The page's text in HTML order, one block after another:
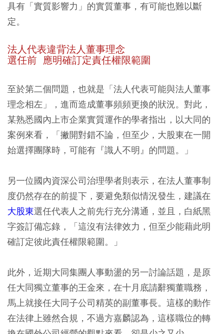
具有「實質影響力」的實質董事，有可能也難以斷
定。
法人代表違背法人董事理念
選任前 應明確訂定責任權限範圍
至於第二個問題，也就是「法人代表可能與法人董事
理念相左」，進而造成董事頻頻更換的狀況。對此，
某熟悉國內上市企業實質運作的學者指出，以大同的
案例來看，「撇開對錯不論，但至少，大股東在一開
始選擇團隊時，可能有『識人不明』的問題。」
另一位國內資深公司治理學者則表示，在法人董事制
度仍然存在的前提下，要避免類似情況發生，建議在
大股東選任代表人之前先行充分溝通，並且，白紙黑
字簽訂備忘錄，「這沒有法律效力，但至少能藉此明
確訂定彼此責任權限範圍。」
此外，近期大同集團人事動盪的另一討論話題，是原
任大同獨立董事的王金來，在十月底請辭獨董職務，
馬上就接任大同子公司精英的副董事長。這樣的動作
在法律上雖然合規，不過方嘉麟認為，這樣職位的轉